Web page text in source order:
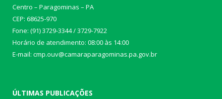
Centro – Paragominas – PA
CEP: 68625-970
Fone: (91) 3729-3344 / 3729-7922
Horário de atendimento: 08:00 às 14:00
E-mail: cmp.ouv@camaraparagominas.pa.gov.br
ÚLTIMAS PUBLICAÇÕES